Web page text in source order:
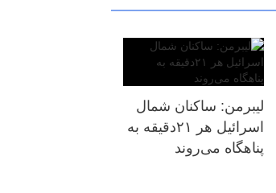
لیبرمن: ساکنان شمال
اسرائیل هر ۲۱دقیقه به
پناهگاه می‌روند